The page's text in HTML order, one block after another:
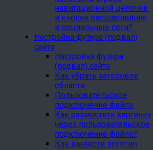
навигационной цепочки
и кнопок расшаривания
в социальные сети?
Настройка футера (подвал)
сайта
Настройка футера
(подвал) сайта
Как убрать заголовок
области
Пользовательское
подключение файла
Как разместить картинку
через пользовательское
подключение файла?
Как вывести логотип